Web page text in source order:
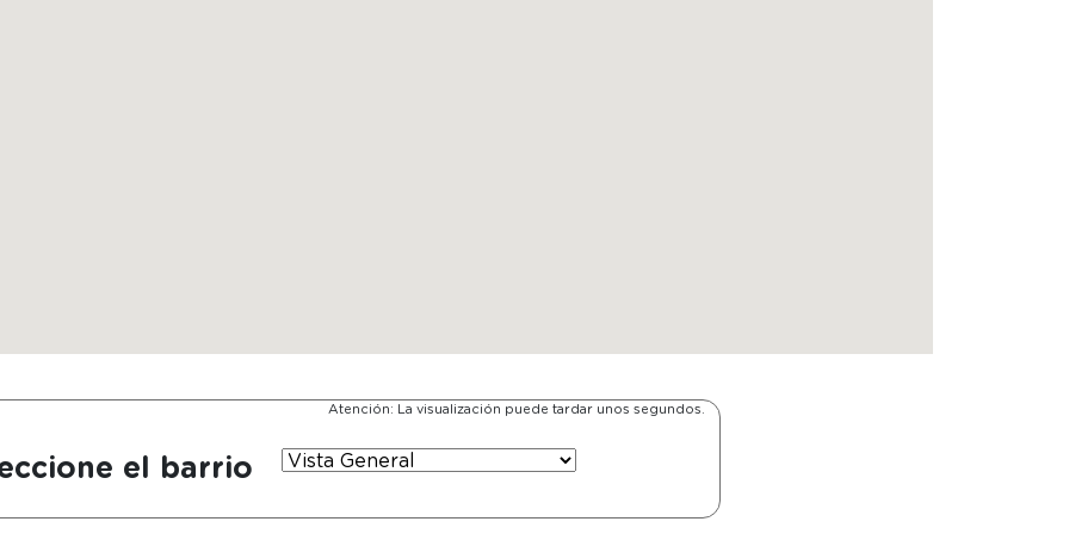
Atención: La visualización puede tardar unos segundos.
el barrio